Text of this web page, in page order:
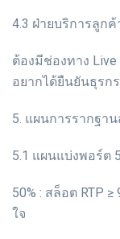
4.3 ฝ่ายบริการลูกค้
ต้องมีช่องทาง Live
อยากได้ยืนยันธุร
5. แผนการรากฐา
5.1 แผนแบ่งพอร์ต
50% : สล็อต RTP
ใจ